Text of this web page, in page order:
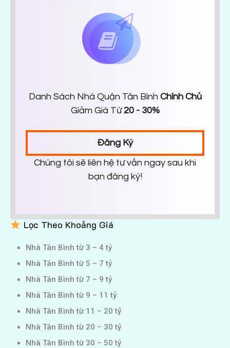
Danh Sách Nhà Quận Tân Bình Chính Chủ
Giảm Giá Từ 20 - 30%
Đăng Ký
Chúng tôi sẽ liên hệ tư vấn ngay sau khi
bạn đăng ký!
Lọc Theo Khoảng Giá
Nhà Tân Bình từ 3 – 4 tỷ
Nhà Tân Bình từ 5 – 7 tỷ
Nhà Tân Bình từ 7 – 9 tỷ
Nhà Tân Bình từ 9 – 11 tỷ
Nhà Tân Bình từ 11 – 20 tỷ
Nhà Tân Bình từ 20 – 30 tỷ
Nhà Tân Bình từ 30 – 50 tỷ